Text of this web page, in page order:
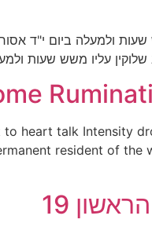
ולמעלה ביום י"ד
עליו משש שעות
heart talk Intensity
resident of the
19